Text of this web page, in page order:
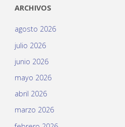
ARCHIVOS
agosto 2026
julio 2026
junio 2026
mayo 2026
abril 2026
marzo 2026